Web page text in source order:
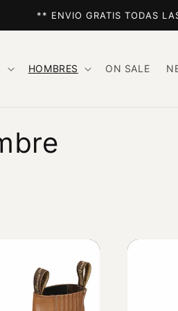
** ENVIO GRATIS TODAS
HOMBRES ON SALE